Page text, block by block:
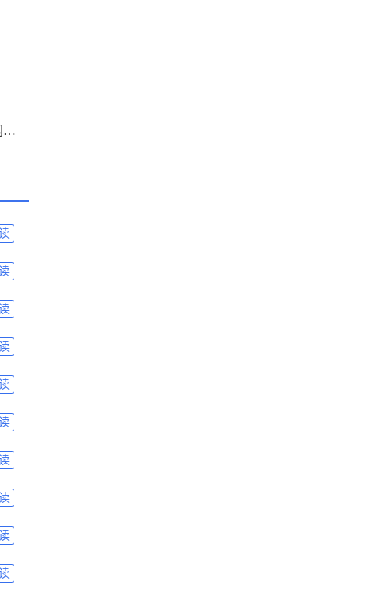
下一篇: 如何通过Google Chrome优化网页的加载策略